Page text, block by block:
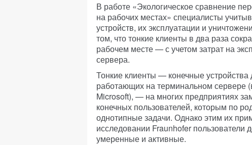
В работе «Экологическое сравнение
на рабочих местах» специалисты
устройств, их эксплуатации и
том, что тонкие клиенты в два раза
рабочем месте — с учетом затрат на
сервера.
Тонкие клиенты — конечные
работающих на терминальном сервере
Microsoft), — на многих предприятиях
конечных пользователей, которым по
однотипные задачи. Однако этим их
исследовании Fraunhofer пользователи
умеренные и активные.